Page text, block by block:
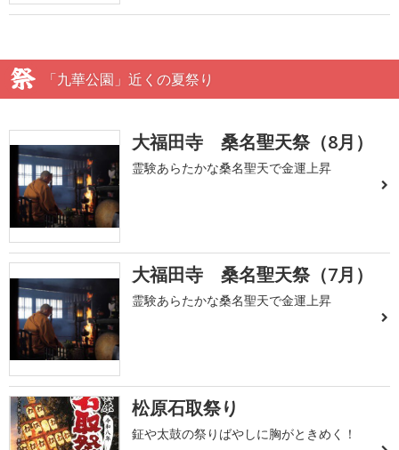
「九華公園」近くの夏祭り
大福田寺 桑名聖天祭（8月）
霊験あらたかな桑名聖天で金運上昇
大福田寺 桑名聖天祭（7月）
霊験あらたかな桑名聖天で金運上昇
松原石取祭り
鉦や太鼓の祭りばやしに胸がときめく！